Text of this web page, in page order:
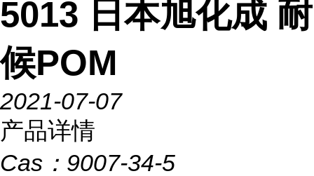
5013 日本旭化成 耐
候POM
2021-07-07
产品详情
Cas： 9007-34-5